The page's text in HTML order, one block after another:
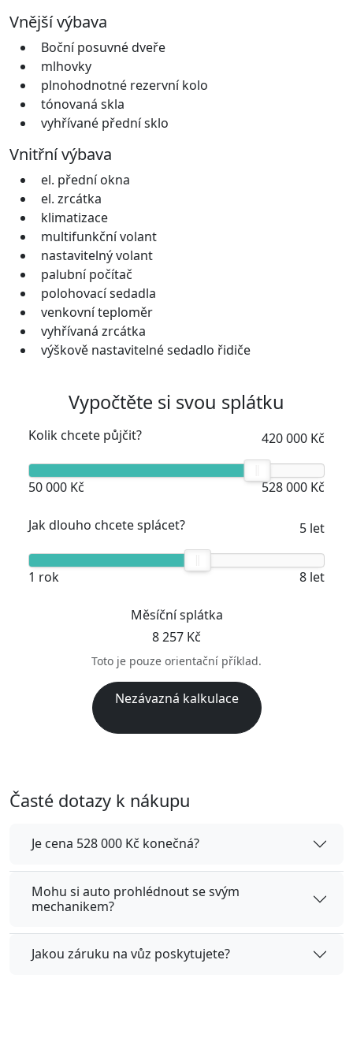
Vnější výbava
Boční posuvné dveře
mlhovky
plnohodnotné rezervní kolo
tónovaná skla
vyhřívané přední sklo
Vnitřní výbava
el. přední okna
el. zrcátka
klimatizace
multifunkční volant
nastavitelný volant
palubní počítač
polohovací sedadla
venkovní teploměr
vyhřívaná zrcátka
výškově nastavitelné sedadlo řidiče
Vypočtěte si svou splátku
Kolik chcete půjčit? 420 000 Kč
50 000 Kč 528 000 Kč
Jak dlouho chcete splácet? 5 let
1 rok 8 let
Měsíční splátka
8 257 Kč
Toto je pouze orientační příklad.
Nezávazná kalkulace
Časté dotazy k nákupu
Je cena 528 000 Kč konečná?
Mohu si auto prohlédnout se svým
mechanikem?
Jakou záruku na vůz poskytujete?